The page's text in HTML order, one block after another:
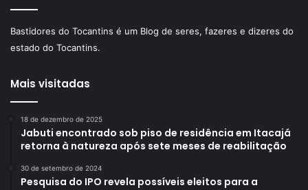
Bastidores do Tocantins é um Blog de seres, fazeres e dizeres do
estado do Tocantins.
Mais visitadas
18 de dezembro de 2025
Jabuti encontrado sob piso de residência em Itacajá
retorna à natureza após sete meses de reabilitação
30 de setembro de 2024
Pesquisa do IPO revela possíveis eleitos para a